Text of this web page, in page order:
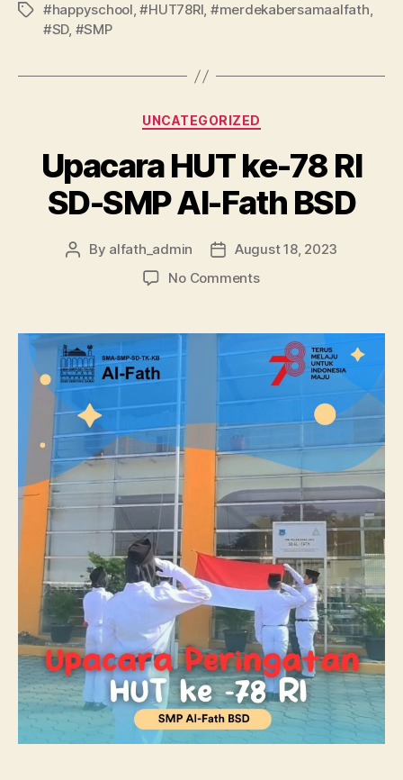
#happyschool,#HUT78RI, #merdekabersamaalfath,
#SD, #SMP
UNCATEGORIZED
Upacara HUT ke-78 RI
SD-SMP Al-Fath BSD
By alfath_admin
August 18, 2023
No Comments